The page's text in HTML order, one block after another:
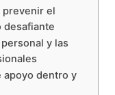
prevenir el
desafiante
y las
apoyo dentro y